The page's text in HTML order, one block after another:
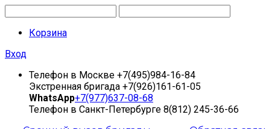
Корзина
Вход
Телефон в Москве +7(495)984-16-84
Экстренная бригада +7(926)161-61-05
WhatsApp+7(977)637-08-68
Телефон в Санкт-Петербурге 8(812) 245-36-66